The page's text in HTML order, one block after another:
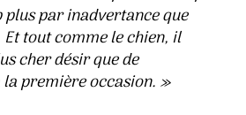
par inadvertance que
tout comme le chien, il
cher désir que de
première occasion. »